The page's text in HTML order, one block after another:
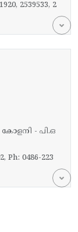
2539533, 2
കോളനി - പി.ഒ
0486-223